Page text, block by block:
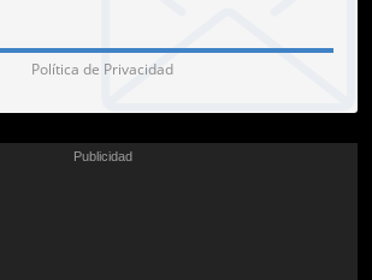
Política de Privacidad